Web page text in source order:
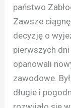
państwo
Zawsze
decyzję o
pierwszych dni
opanowali
zawodowe.
długie i